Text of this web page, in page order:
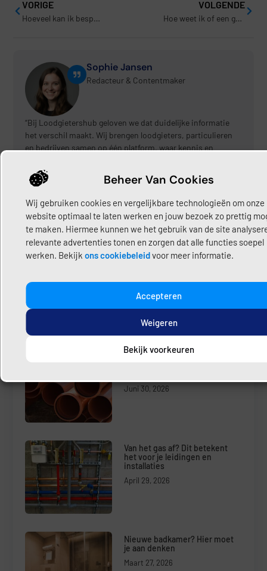
Beheer Van Cookies
Wij gebruiken cookies en vergelijkbare technologieën om onze
website optimaal te laten werken en jouw bezoek zo prettig
te maken. Hiermee kunnen we het gebruik van de site
relevante advertenties tonen en zorgen dat alle functies soepel
werken. Bekijk ons cookiebeleidvoor meer informatie.
Accepteren
Weigeren
Bekijk voorkeuren
VORIGE
Hoeveel kan ik besparen met een goedkope loodgieter?
VOLGENDE
Hoe weet ik of een goedkope loodgieter gecertificeerd is?
Sophie Jansen
Redacteur & Contentmaker
“Bij Loodgietershub geloven we dat duidelijke informatie
het verschil maakt. Wij brengen loodgieters, particulieren
en bedrijven samen op één platform, waar kennis en
bent, een bedrijf runt of gewoon op zoek bent naar
betrouwbare hulp bij een klus, wij helpen je om de wereld
van loodgietersdiensten en praktische oplossingen beter te
begrijpen.”
Share:
Laatste Bericht
Riool kapot, lekkage of
Juni 30, 2026
Van het gas af? Dit betekent
het voor je leidingen en
installaties
April 29, 2026
Nieuwe badkamer? Hier moet
je aan denken
Maart 27, 2026